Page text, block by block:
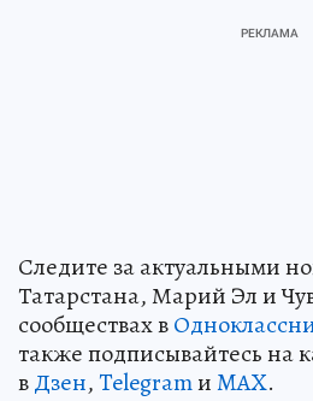
Следите за актуальными
Татарстана, Марий Эл и
сообществах в
также подписывайтесь на
вДзен,TelegramиMAX.